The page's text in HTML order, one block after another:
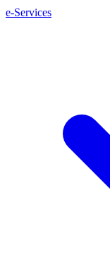
e-Services